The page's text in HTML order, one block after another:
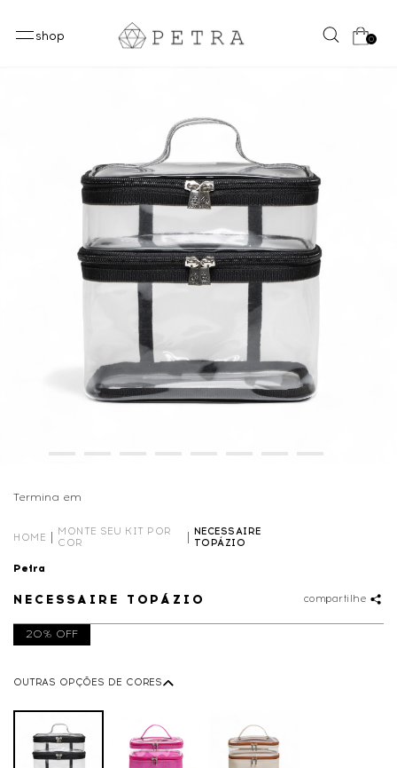
shop 0
Termina em
HOME
MONTE SEU KIT POR
COR
NECESSAIRE
TOPÁZIO
Petra
NECESSAIRE TOPÁZIO compartilhe
20% OFF
OUTRAS OPÇÕES DE CORES